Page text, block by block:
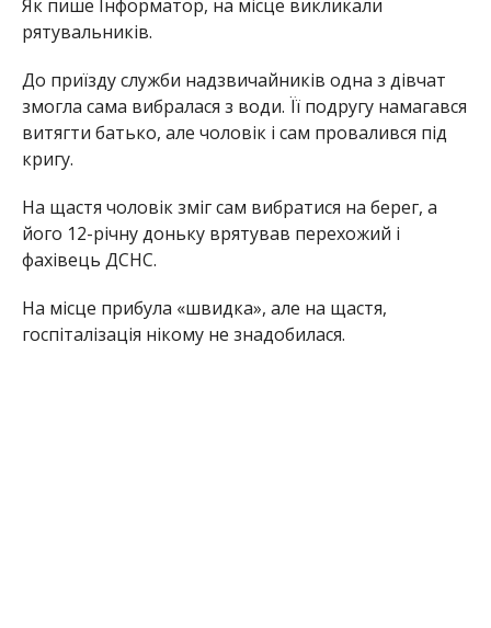
Як пише Інформатор, на місце викликали
рятувальників.
До приїзду служби надзвичайників одна з дівчат
змогла сама вибралася з води. Її подругу намагався
витягти батько, але чоловік і сам провалився під
кригу.
На щастя чоловік зміг сам вибратися на берег, а
його 12-річну доньку врятував перехожий і
фахівець ДСНС.
На місце прибула «швидка», але на щастя,
госпіталізація нікому не знадобилася.